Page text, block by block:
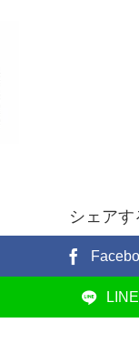
シェアす
LINE